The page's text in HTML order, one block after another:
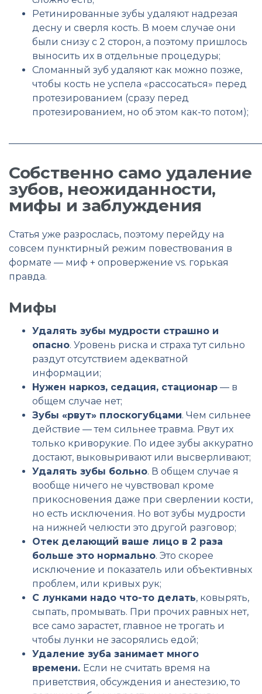
Ретинированные зубы удаляют надрезая
десну и сверля кость. В моем случае они
были снизу c 2 сторон, а поэтому пришлось
выносить их в отдельные процедуры;
Сломанный зуб удаляют как можно позже,
чтобы кость не успела «рассосаться» перед
протезированием (сразу перед
протезированием, но об этом как-то потом);
Собственно само удаление
зубов, неожиданности,
мифы и заблуждения
Статья уже разрослась, поэтому перейду на
совсем пунктирный режим повествования в
формате — миф + опровержение vs. горькая
правда.
Мифы
Удалять зубы мудрости страшно и
опасно. Уровень риска и страха тут сильно
раздут отсутствием адекватной
информации;
Нужен наркоз, седация, стационар — в
общем случае нет;
Зубы «рвут» плоскогубцами. Чем сильнее
действие — тем сильнее травма. Рвут их
только криворукие. По идее зубы аккуратно
достают, выковыривают или высверливают;
Удалять зубы больно. В общем случае я
вообще ничего не чувствовал кроме
прикосновения даже при сверлении кости,
но есть исключения. Но вот зубы мудрости
на нижней челюсти это другой разговор;
Отек делающий ваше лицо в 2 раза
больше это нормально. Это скорее
исключение и показатель или объективных
проблем, или кривых рук;
С лунками надо что-то делать, ковырять,
сыпать, промывать. При прочих равных нет,
все само зарастет, главное не трогать и
чтобы лунки не засорялись едой;
Удаление зуба занимает много
времени. Если не считать время на
приветствия, обсуждения и анестезию, то